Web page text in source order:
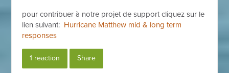
pour contribuer à notre projet de support cliquez sur le
lien suivant: Hurricane Matthew mid & long term
responses
1 reaction Share